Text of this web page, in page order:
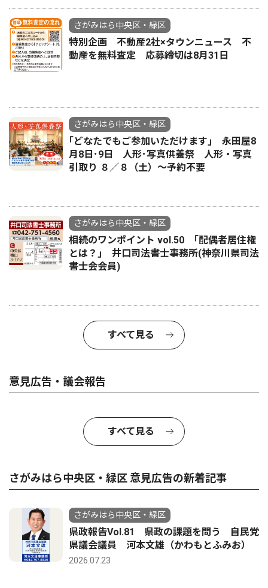
さがみはら中央区・緑区
特別企画 不動産2社×タウンニュース 不
動産を無料査定 応募締切は8月31日
さがみはら中央区・緑区
｢どなたでもご参加いただけます｣ 永田屋8
月8日･9日 人形･写真供養祭 人形・写真
引取り ８／８（土）〜予約不要
さがみはら中央区・緑区
相続のワンポイント vol.50 ｢配偶者居住権
とは？｣ 井口司法書士事務所(神奈川県司法
書士会会員)
すべて見る
意見広告・議会報告
すべて見る
さがみはら中央区・緑区 意見広告の新着記事
さがみはら中央区・緑区
県政報告Vol.81 県政の課題を問う 自民党
県議会議員 河本文雄（かわもとふみお）
2026.07.23